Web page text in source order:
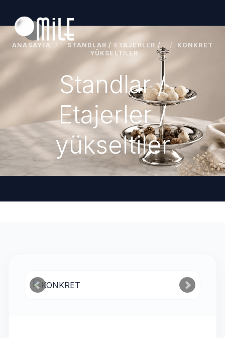
ANASAYFA /
STANDLAR / ETAJERLER /
YÜKSELTILER
/ KONKRET
Standlar /
Etajerler /
yükseltiler